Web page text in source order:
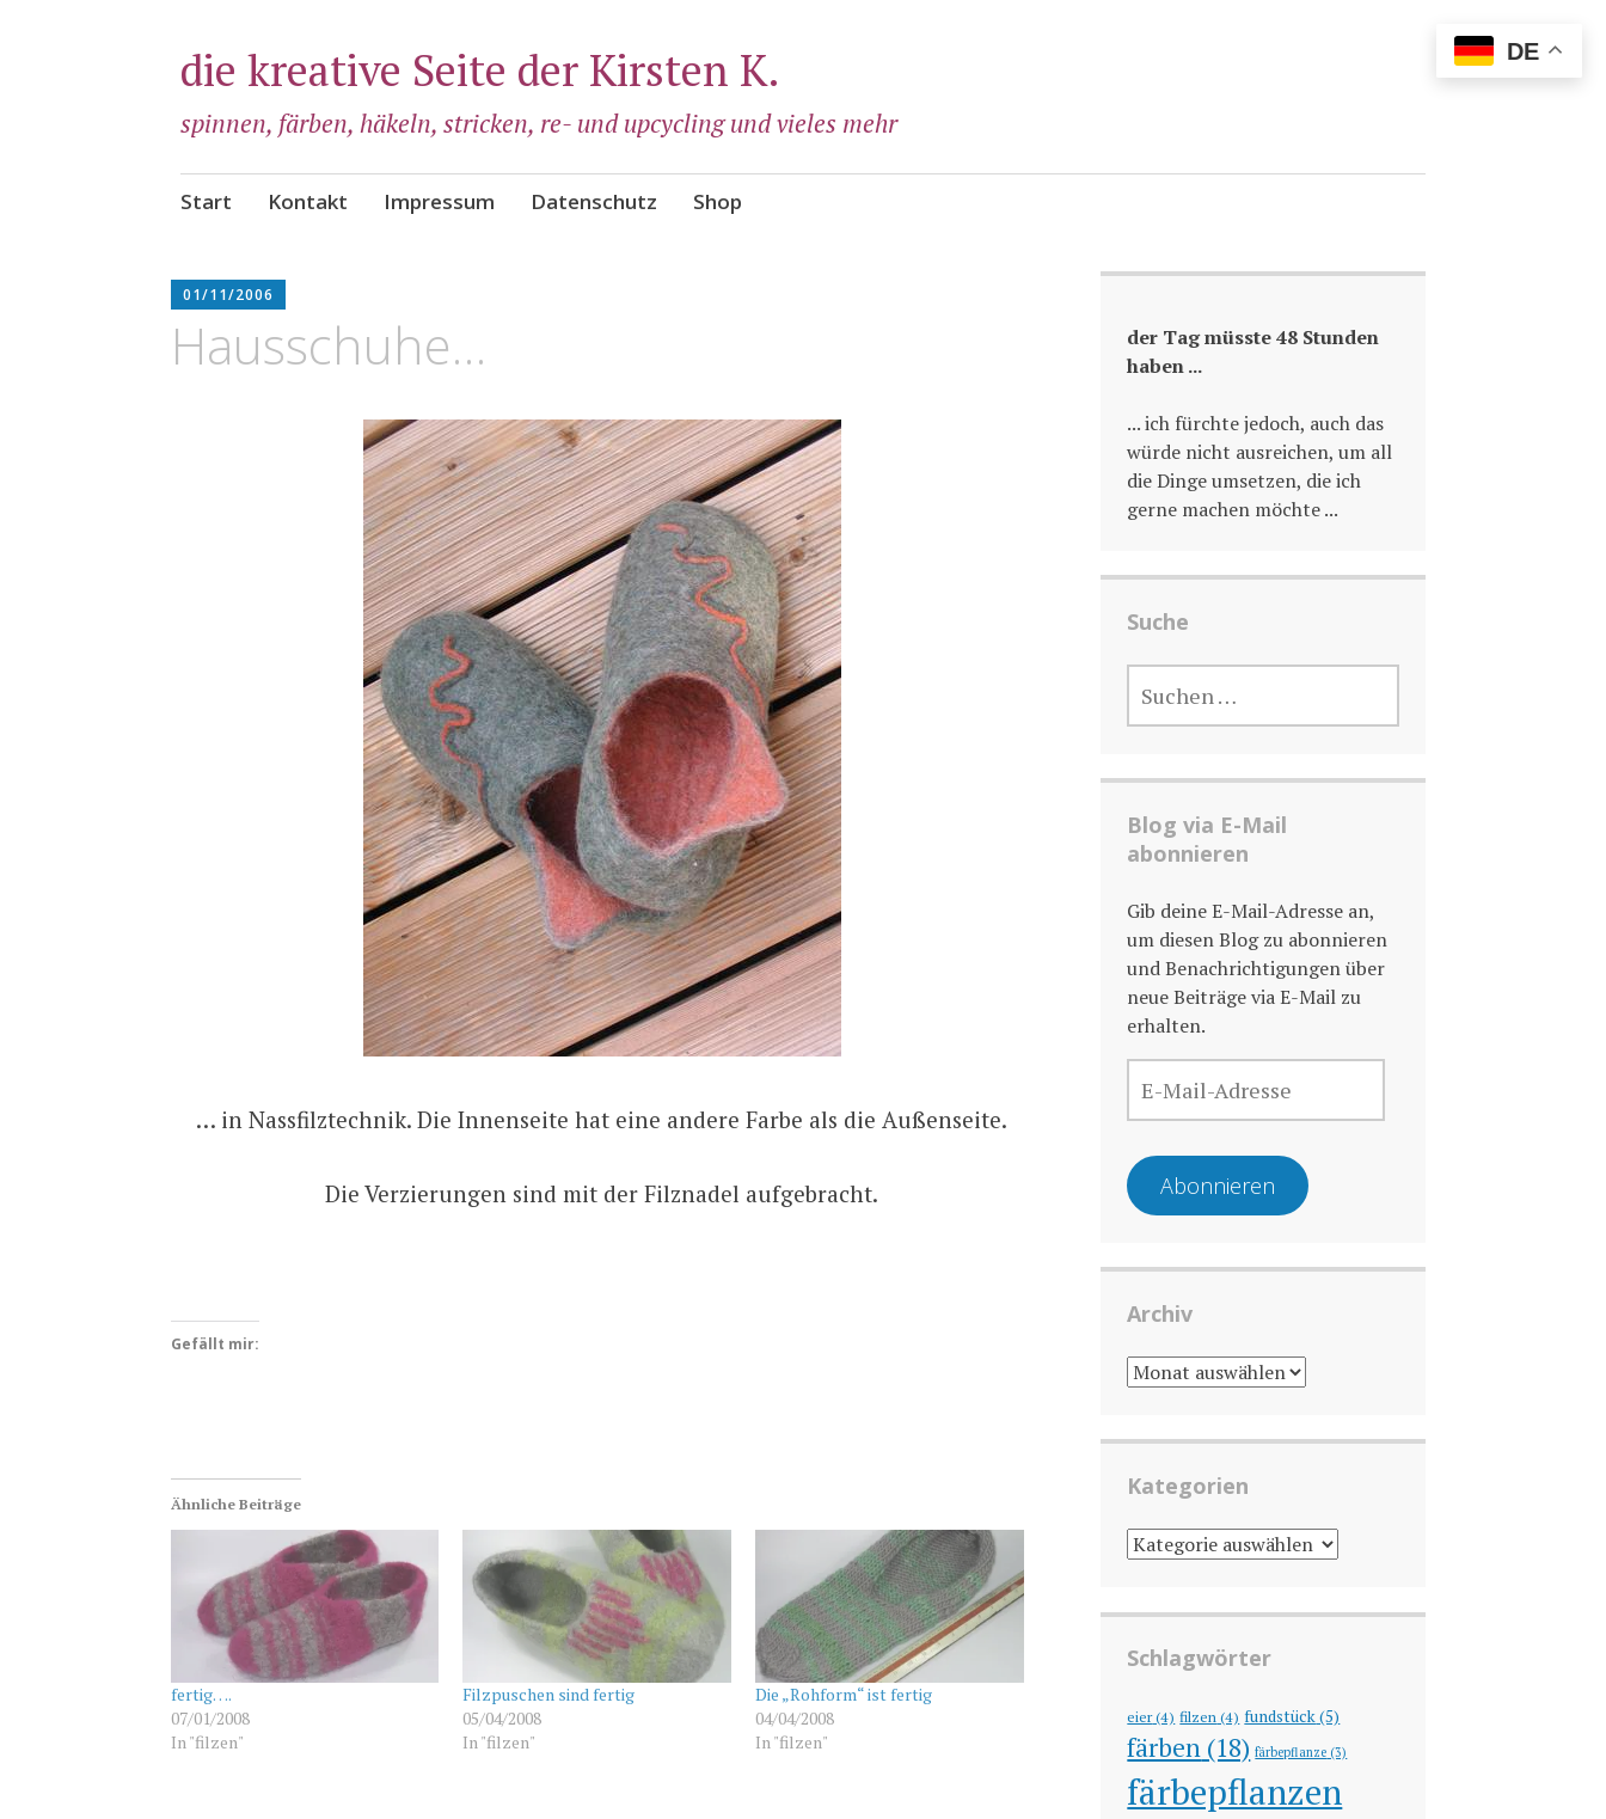
die kreative Seite der Kirsten K.
spinnen, färben, häkeln, stricken, re- und upcycling und vieles mehr
Zum
Start Kontakt Impressum Datenschutz Shop
01/11/2006
Hausschuhe…
… in Nassfilztechnik. Die Innenseite hat eine andere Farbe als die Außenseite.
Die Verzierungen sind mit der Filznadel aufgebracht.
Gefällt mir:
Ähnliche Beiträge
fertig….
07/01/2008
In "filzen"
Filzpuschen sind fertig
05/04/2008
In "filzen"
Die „Rohform“ ist fertig
04/04/2008
In "filzen"
der Tag müsste 48 Stunden
haben ...
... ich fürchte jedoch, auch das
würde nicht ausreichen, um all
die Dinge umsetzen, die ich
gerne machen möchte ...
Suche
NACH:
Blog via E-Mail
abonnieren
Gib deine E-Mail-Adresse an,
um diesen Blog zu abonnieren
und Benachrichtigungen über
neue Beiträge via E-Mail zu
erhalten.
MAIL-
ADRESSE
Abonnieren
Archiv
ARCHIV
Kategorien
KATEGORIEN
Schlagwörter
eier(4) filzen(4) fundstück(5)
färben (18) färbepflanze (3)
färbepflanzen
DE